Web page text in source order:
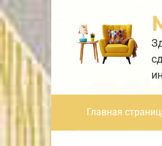
Перейти
к
контенту
Главная